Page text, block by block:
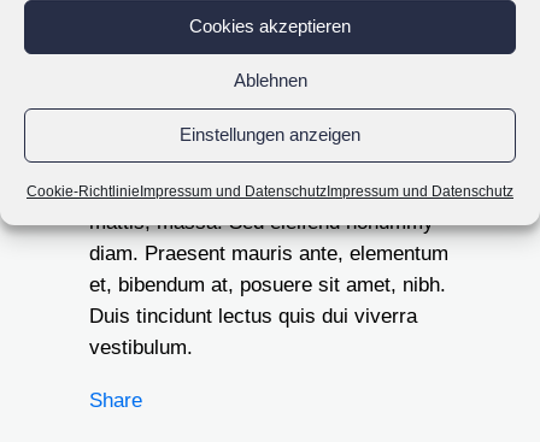
Cookies akzeptieren
Ablehnen
Einstellungen anzeigen
Cookie-RichtlinieImpressum und DatenschutzImpressum und Datenschutz
consectetuer adipiscing elit. Nam
cursus. Morbi ut mi. Nullam enim leo,
egestas id, condimentum at, laoreet
mattis, massa. Sed eleifend nonummy
diam. Praesent mauris ante, elementum
et, bibendum at, posuere sit amet, nibh.
Duis tincidunt lectus quis dui viverra
vestibulum.
Share